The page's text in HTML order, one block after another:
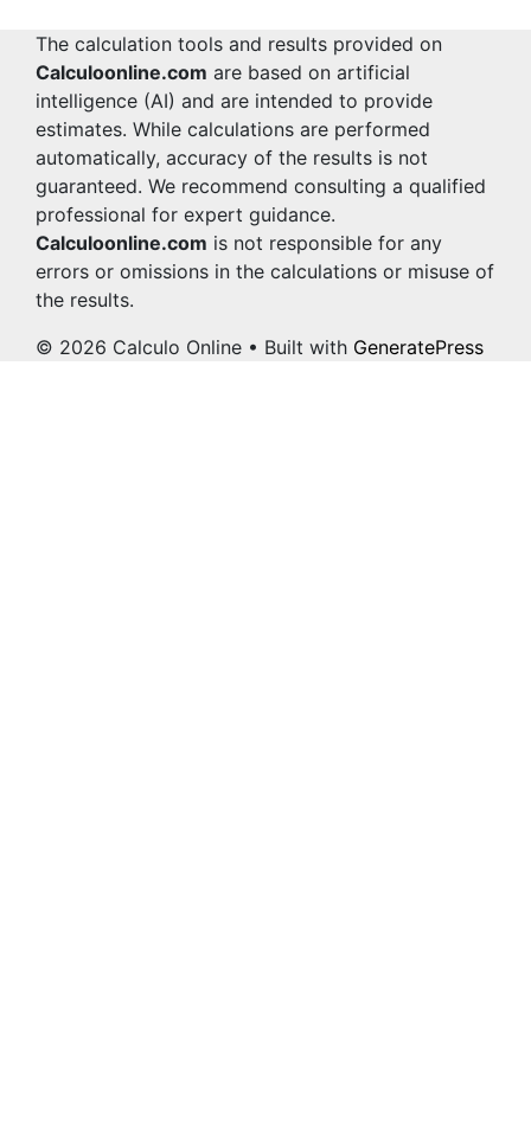
The calculation tools and results provided on
Calculoonline.com are based on artificial
intelligence (AI) and are intended to provide
estimates. While calculations are performed
automatically, accuracy of the results is not
guaranteed. We recommend consulting a qualified
professional for expert guidance.
Calculoonline.com is not responsible for any
errors or omissions in the calculations or misuse of
the results.
© 2026 Calculo Online • Built with GeneratePress